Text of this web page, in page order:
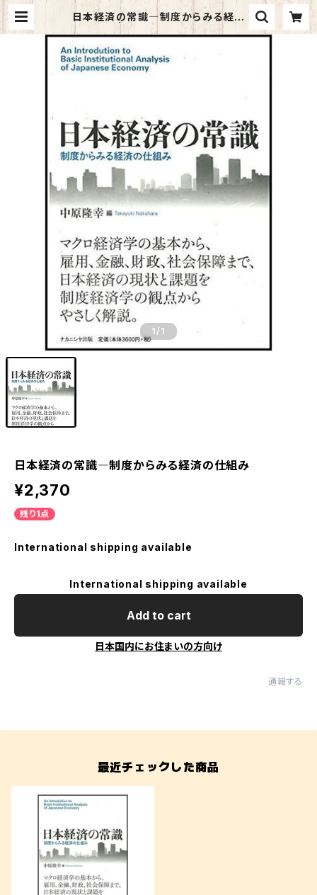
日本経済の常識―制度からみる経済
の仕組み | マイブックス関大前店(店
頭受取オーダー用)
1 /1
日本経済の常識―制度からみる経済の仕組み
¥2,370
残り1点
International shipping available
International shipping available
Add to cart
日本国内にお住まいの方向け
通報する
最近チェックした商品